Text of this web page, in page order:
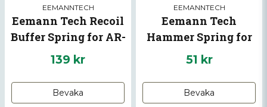
EEMANNTECH
Eemann Tech Recoil
Buffer Spring for AR-
15
139 kr
Bevaka
EEMANNTECH
Eemann Tech
Hammer Spring for
AR-15
51 kr
Bevaka